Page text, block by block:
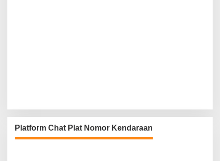
Platform Chat Plat Nomor Kendaraan